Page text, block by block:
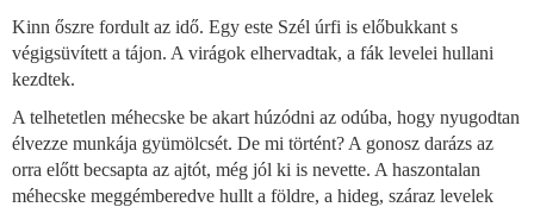
Kinn őszre fordult az idő. Egy este Szél úrfi is előbukkant s
végigsüvített a tájon. A virágok elhervadtak, a fák levelei hullani
kezdtek.
A telhetetlen méhecske be akart húzódni az odúba, hogy nyugodtan
élvezze munkája gyümölcsét. De mi történt? A gonosz darázs az
orra előtt becsapta az ajtót, még jól ki is nevette. A haszontalan
méhecske meggémberedve hullt a földre, a hideg, száraz levelek